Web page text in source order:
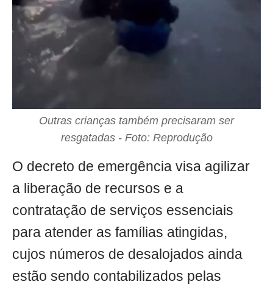
Outras crianças também precisaram ser
resgatadas - Foto: Reprodução
O decreto de emergência visa agilizar
a liberação de recursos e a
contratação de serviços essenciais
para atender as famílias atingidas,
cujos números de desalojados ainda
estão sendo contabilizados pelas